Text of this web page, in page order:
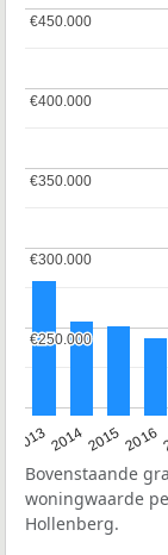
2013201420152016
€250.000
€250.000
€300.000
€300.000
€350.000
€350.000
€400.000
€400.000
€450.000
€450.000
Bovenstaande
woningwaarde
Hollenberg.